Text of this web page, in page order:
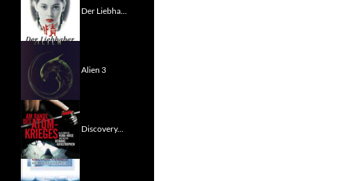
Der Liebha...
Alien 3
Discovery...